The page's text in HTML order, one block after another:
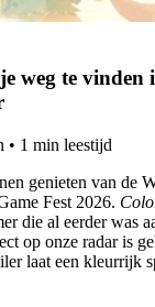
weg te vinden
• 1 min leestijd
genieten van de
Fest 2026.
die al eerder was
op onze radar is
laat een kleurrijk